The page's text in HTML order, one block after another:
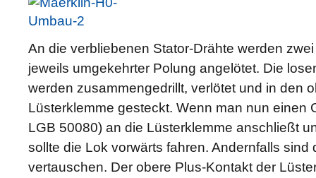
An die verbliebenen Stator-Drähte werden
jeweils umgekehrter Polung angelötet. Die
werden zusammengedrillt, verlötet und in den
Lüsterklemme gesteckt. Wenn man nun einen
LGB 50080) an die Lüsterklemme anschließt
sollte die Lok vorwärts fahren. Andernfalls sind
vertauschen. Der obere Plus-Kontakt der